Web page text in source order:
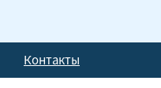
Контакты